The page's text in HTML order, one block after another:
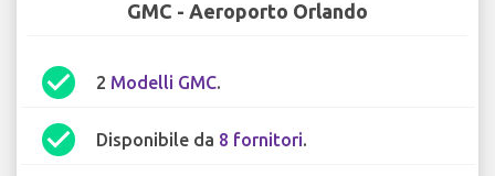
GMC - Aeroporto Orlando
check_circle 2 Modelli GMC.
check_circle Disponibile da 8 fornitori.